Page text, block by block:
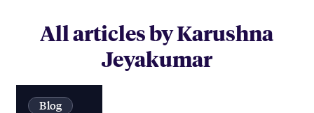
All articles by Karushna
Jeyakumar
Blog